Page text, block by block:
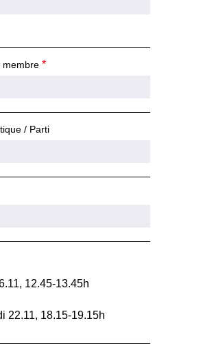
membre *
/ Parti
12.45-13.45h
22.11, 18.15-19.15h